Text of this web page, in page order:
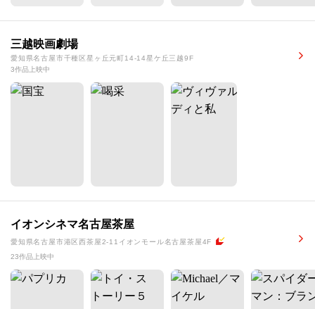
三越映画劇場
愛知県名古屋市千種区星ヶ丘元町14-14星ケ丘三越9F
3作品上映中
イオンシネマ名古屋茶屋
愛知県名古屋市港区西茶屋2-11イオンモール名古屋茶屋4F
23作品上映中